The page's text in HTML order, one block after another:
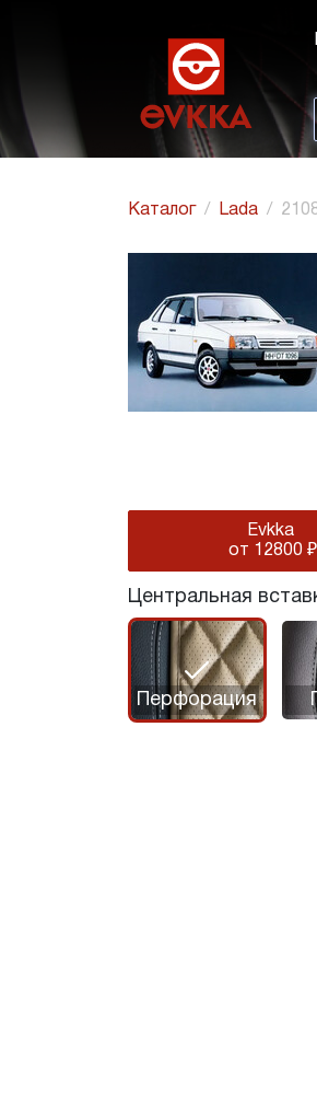
Каталог Lada
Evkka
от 12800 ₽
Центральная
r
Перфорация